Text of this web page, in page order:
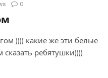
0
)))) какие же эти белые
ребятушки))))